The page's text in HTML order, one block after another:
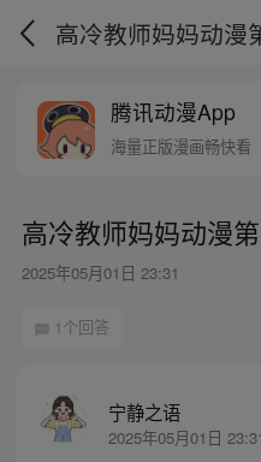
腾讯动漫App
海量正版漫画畅快看
高冷教师妈妈动漫
2025年05月01日 23:31
1个回答
宁静之语
2025年05月01日